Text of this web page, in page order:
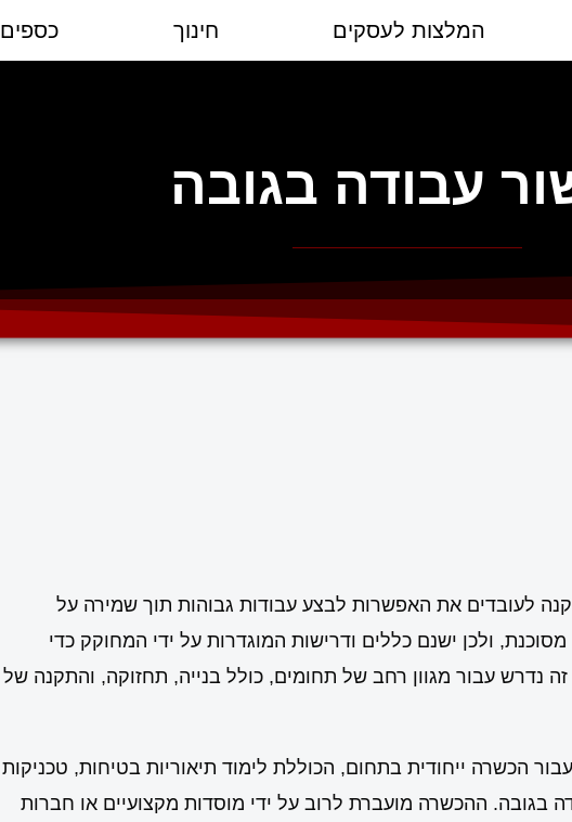
המלצות לעסקים חינוך כספים
עבודה בגובה
לעובדים את האפשרות לבצע עבודות גבוהות תוך שמירה על
ולכן ישנם כללים ודרישות המוגדרות על ידי המחוקק כדי
נדרש עבור מגוון רחב של תחומים, כולל בנייה, תחזוקה, והתקנה של
הכשרה ייחודית בתחום, הכוללת לימוד תיאוריות בטיחות, טכניקות
בגובה. ההכשרה מועברת לרוב על ידי מוסדות מקצועיים או חברות